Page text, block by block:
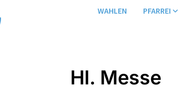
WAHLEN PFARREI
Hl. Messe